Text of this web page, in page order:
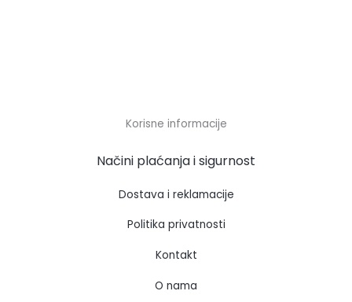
Korisne informacije
Načini plaćanja i sigurnost
Dostava i reklamacije
Politika privatnosti
Kontakt
O nama